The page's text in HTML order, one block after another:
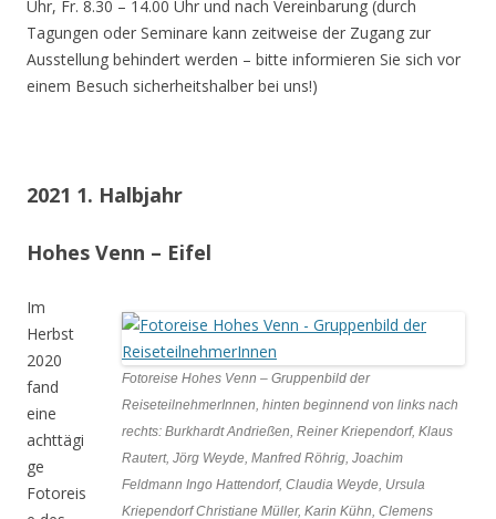
Uhr, Fr. 8.30 – 14.00 Uhr und nach Vereinbarung (durch
Tagungen oder Seminare kann zeitweise der Zugang zur
Ausstellung behindert werden – bitte informieren Sie sich vor
einem Besuch sicherheitshalber bei uns!)
2021 1. Halbjahr
Hohes Venn – Eifel
Fotoreise Hohes Venn – Gruppenbild der
ReiseteilnehmerInnen, hinten beginnend von links nach
rechts: Burkhardt Andrießen, Reiner Kriependorf, Klaus
Rautert, Jörg Weyde, Manfred Röhrig, Joachim
Feldmann Ingo Hattendorf, Claudia Weyde, Ursula
Kriependorf Christiane Müller, Karin Kühn, Clemens
Im
Herbst
2020
fand
eine
achttägi
ge
Fotoreis